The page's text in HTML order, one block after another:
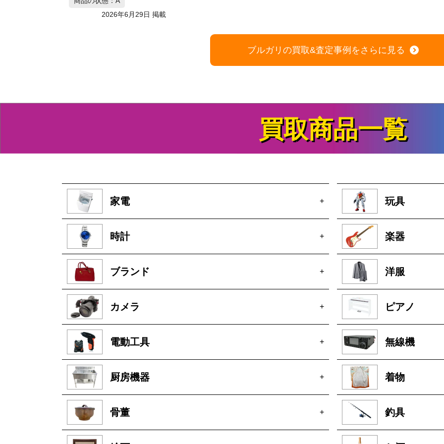
ブルガリの買取&査定事例をさらに見る
買取商品一覧
家電 +
時計 +
ブランド +
カメラ +
電動工具 +
厨房機器 +
骨董 +
玩具
楽器
洋服
ピアノ
無線機
着物
釣具